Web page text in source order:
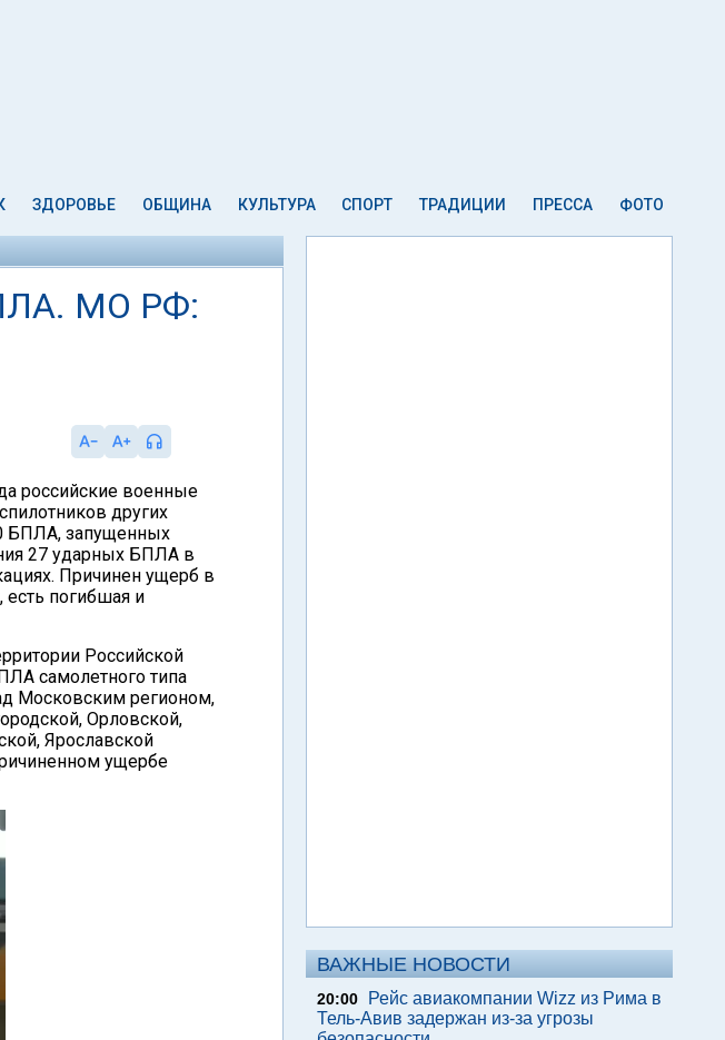
ЗДОРОВЬЕ ОБЩИНА КУЛЬТУРА СПОРТ ТРАДИЦИИ ПРЕССА ФОТО
МО РФ:
российские военные
других
БПЛА, запущенных
27 ударных БПЛА в
Причинен ущерб в
есть погибшая и
Российской
самолетного типа
Московским регионом,
Орловской,
Ярославской
ущербе
ВАЖНЫЕ НОВОСТИ
20:00
Рейс авиакомпании Wizz из Рима в
Тель-Авив задержан из-за угрозы